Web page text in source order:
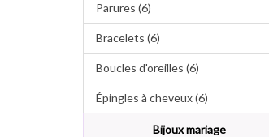
Parures (6)
Bracelets (6)
Boucles d'oreilles (6)
Épingles à cheveux (6)
Bijoux mariage